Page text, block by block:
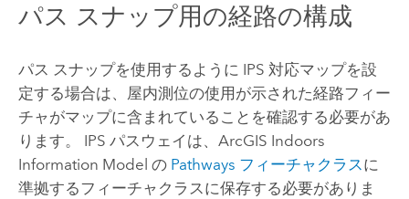
パス スナップ用の経路の構成
パス スナップを使用するように IPS 対応マップを設
定する場合は、屋内測位の使用が示された経路フィー
チャがマップに含まれていることを確認する必要があ
ります。 IPS パスウェイは、 ArcGIS Indoors
Information Model の Pathways フィーチャクラスに
準拠するフィーチャクラスに保存する必要がありま